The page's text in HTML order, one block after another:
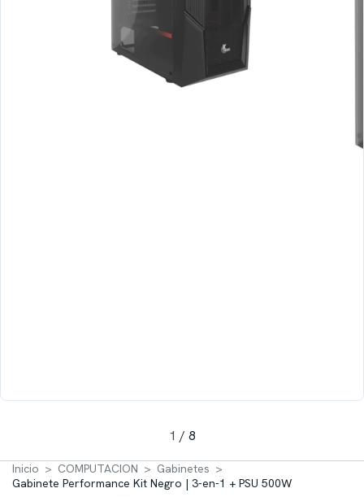
1 / 8
Inicio > COMPUTACION > Gabinetes >
Gabinete Performance Kit Negro | 3-en-1 + PSU 500W